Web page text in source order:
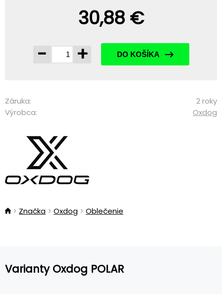
30,88 €
-
+ DO KOŠÍKA
Záruka:
2 roky
Výrobca:
Oxdog
Značka Oxdog Oblečenie
Varianty Oxdog POLAR